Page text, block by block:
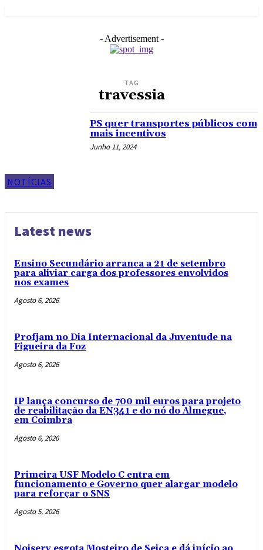
- Advertisement -
TAG
travessia
NOTÍCIAS
PS quer transportes públicos com
mais incentivos
Junho 11, 2024
Latest news
Ensino Secundário arranca a 21 de setembro
para aliviar carga dos professores envolvidos
nos exames
Agosto 6, 2026
Profjam no Dia Internacional da Juventude na
Figueira da Foz
Agosto 6, 2026
IP lança concurso de 700 mil euros para projeto
de reabilitação da EN341 e do nó do Almegue,
em Coimbra
Agosto 6, 2026
Primeira USF Modelo C entra em
funcionamento e Governo quer alargar modelo
para reforçar o SNS
Agosto 5, 2026